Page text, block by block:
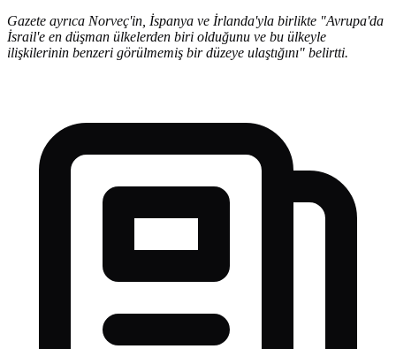
Gazete ayrıca Norveç'in, İspanya ve İrlanda'yla birlikte "Avrupa'da
İsrail'e en düşman ülkelerden biri olduğunu ve bu ülkeyle
ilişkilerinin benzeri görülmemiş bir düzeye ulaştığını" belirtti.